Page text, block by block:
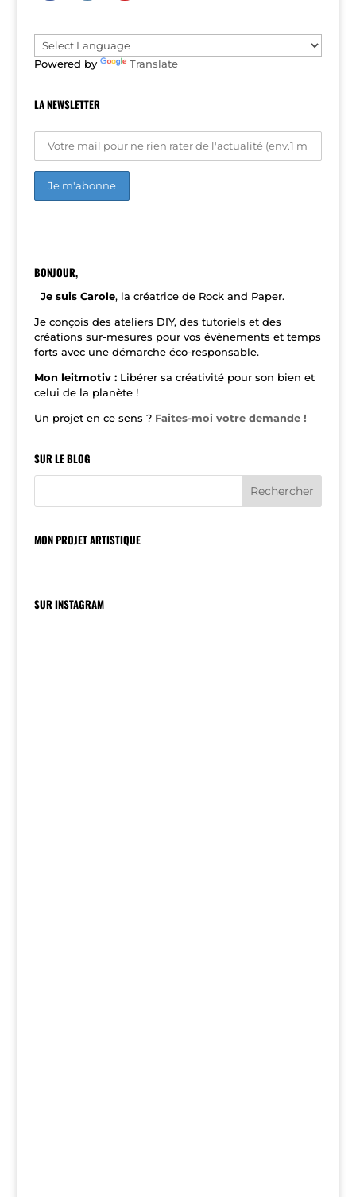
v
e
:Powered by Translate
LA NEWSLETTER
n
v
e
:
BONJOUR,
Je suis Carole, la créatrice de Rock and Paper.
Je conçois des ateliers DIY, des tutoriels et des
créations sur-mesures pour vos évènements et temps
forts avec une démarche éco-responsable.
Mon leitmotiv : Libérer sa créativité pour son bien et
celui de la planète !
Un projet en ce sens ? Faites-moi votre demande !
SUR LE BLOG
MON PROJET ARTISTIQUE
SUR INSTAGRAM